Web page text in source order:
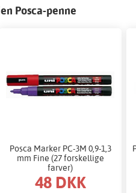
Posca-penne
Posca Marker PC-3M 0,9-1,3
mm Fine (27 forskellige
farver)
48 DKK